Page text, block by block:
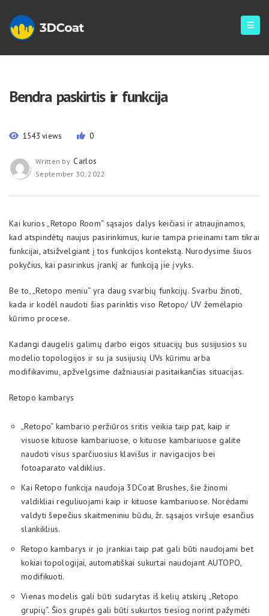
Bendra paskirtis ir funkcija
1543 views 0
Written by Carlos
September 30, 2022
Kai kurios „Retopo Room“ sąsajos dalys keičiasi ir atnaujinamos,
kad atspindėtų naujus pasirinkimus, kurie tampa prieinami tam tikrai
funkcijai, atsižvelgiant į tos funkcijos kontekstą. Nurodysime šiuos
pokyčius, kai pasirinkus įrankį ar funkciją jie įvyks.
Be to, „Retopo meniu“ yra daug svarbių funkcijų. Svarbu žinoti,
kada ir kodėl naudoti šias parinktis viso Retopo/ UV žemėlapio
kūrimo procese.
Kadangi daugelis galimų darbo eigos situacijų bus susijusios su
modelio topologijos ir su ja susijusių UVs kūrimu arba
modifikavimu, apžvelgsime dažniausiai pasitaikančias situacijas.
Retopo kambarys
„Retopo“ kambario peržiūros sritis veikia taip pat, kaip ir
visuose kituose kambariuose, o kituose kambariuose galite
naudoti visus sparčiuosius klavišus ir navigacijos bei
fotoaparato valdiklius.
Kai Retopo funkcija naudoja 3DCoat Brushes, šie žinomi
valdikliai reguliuojami kaip ir kituose kambariuose. Norėdami
valdyti šepečius skaitmeniniu būdu, žr. sąsajos viršuje esančius
slankiklius.
Retopo kambarys ir jo įrankiai taip pat gali būti naudojami bet
kokiai topologijai, automatiškai sukurtai naudojant AUTOPO,
modifikuoti.
Vienas modelis gali būti sudarytas iš kelių atskirų „Retopo
grupių“. Šios grupės gali būti sukurtos tiesiog norint pažymėti